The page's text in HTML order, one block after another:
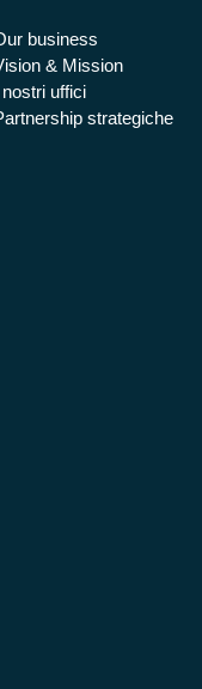
business
& Mission
I nostri uffici
strategiche